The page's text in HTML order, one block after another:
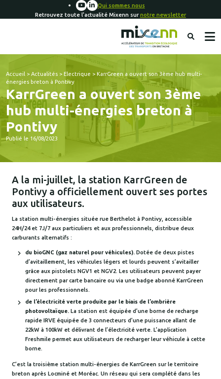
Qui sommes nous
Retrouvez toute l'actualité Mixenn surnotre newsletter
Accueil > Actualités > Electrique > KarrGreen a ouvert son 3ème hub multi-
énergies breton à Pontivy
KarrGreen a ouvert son 3ème
hub multi-énergies breton à
Pontivy
Publié le 16/08/2023
A la mi-juillet, la station KarrGreen de
Pontivy a officiellement ouvert ses portes
aux utilisateurs.
La station multi-énergies située rue Berthelot à Pontivy, accessible
24H/24 et 7J/7 aux particuliers et aux professionnels, distribue deux
carburants alternatifs :
du bioGNC (gaz naturel pour véhicules). Dotée de deux pistes
d’avitaillement, les véhicules légers et lourds peuvent s’avitailler
grâce aux pistolets NGV1 et NGV2. Les utilisateurs peuvent payer
directement par carte bancaire ou via une badge abonné KarrGreen
pour les professionnels.
de l’électricité verte produite par le biais de l’ombrière
photovoltaïque. La station est équipée d’une borne de recharge
rapide IRVE équipée de 3 connecteurs d’une puissance allant de
22kW à 100kW et délivrant de l’électricité verte. L’application
Freshmile permet aux utilisateurs de recharger leur véhicule à cette
borne.
C’est la troisième station multi-énergies de KarrGreen sur le territoire
breton après Locminé et Moréac. Un réseau qui sera complété dans les